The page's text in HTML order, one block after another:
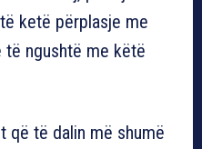
ketë përplasje me
të ngushtë me këtë
që të dalin më shumë